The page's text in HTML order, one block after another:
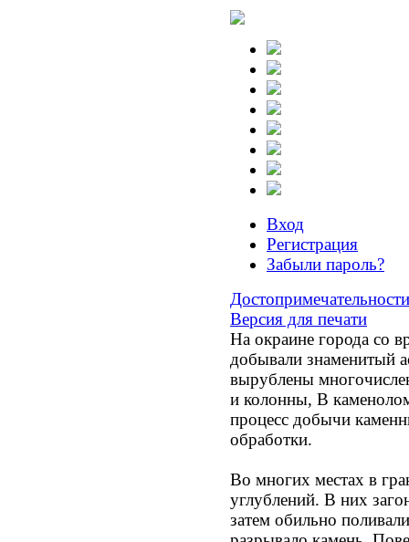
Вход
Регистрация
Забыли пароль?
Достопримечательности
Версия для печати
На окраине города со
добывали знаменитый
вырублены
и колонны, В
процесс добычи
обработки.
Во многих местах в
углублений. В них
затем обильно